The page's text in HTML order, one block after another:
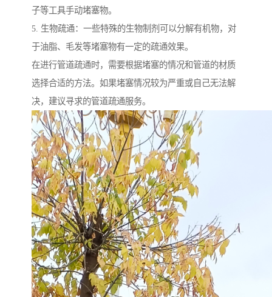
子等工具手动堵塞物。
5. 生物疏通：一些特殊的生物制剂可以分解有机物，对
于油脂、毛发等堵塞物有一定的疏通效果。
在进行管道疏通时，需要根据堵塞的情况和管道的材质
选择合适的方法。如果堵塞情况较为严重或自己无法解
决，建议寻求的管道疏通服务。